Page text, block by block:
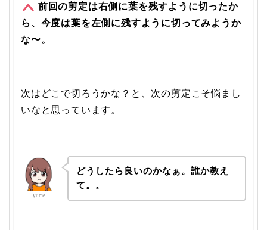
前回の剪定は右側に葉を残すように切ったか
ら、今度は葉を左側に残すように切ってみようか
な〜。
次はどこで切ろうかな？と、次の剪定こそ悩まし
いなと思っています。
yume
どうしたら良いのかなぁ。誰か教え
て。。